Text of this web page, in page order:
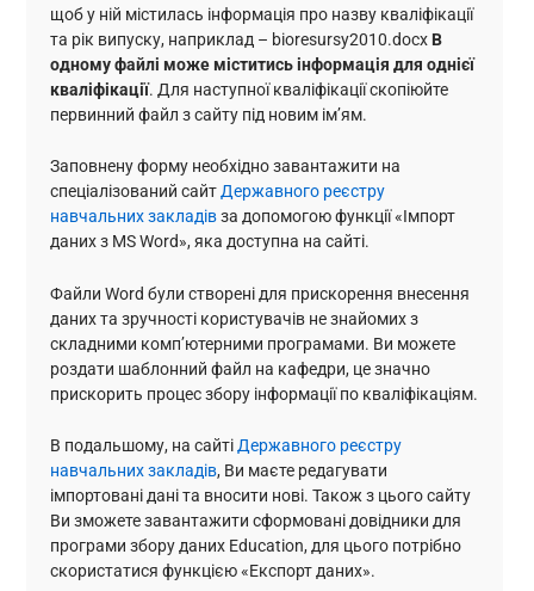
щоб у ній містилась інформація про назву кваліфікації
та рік випуску, наприклад – bioresursy2010.docxВ
одному файлі може міститись інформація для однієї
кваліфікації. Для наступної кваліфікації скопіюйте
первинний файл з сайту під новим ім’ям.
Заповнену форму необхідно завантажити на
спеціалізований сайтДержавного реєстру
навчальних закладівза допомогою функції «Імпорт
даних з MS Word», яка доступна на сайті.
Файли Word були створені для прискорення внесення
даних та зручності користувачів не знайомих з
складними комп’ютерними програмами. Ви можете
роздати шаблонний файл на кафедри, це значно
прискорить процес збору інформації по кваліфікаціям.
В подальшому, на сайті Державного реєстру
навчальних закладів, Ви маєте редагувати
імпортовані дані та вносити нові. Також з цього сайту
Ви зможете завантажити сформовані довідники для
програми збору даних Education, для цього потрібно
скористатися функцією «Експорт даних».